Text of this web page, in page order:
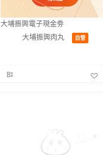
大埔振興電子現金劵
大埔振興肉丸
自營